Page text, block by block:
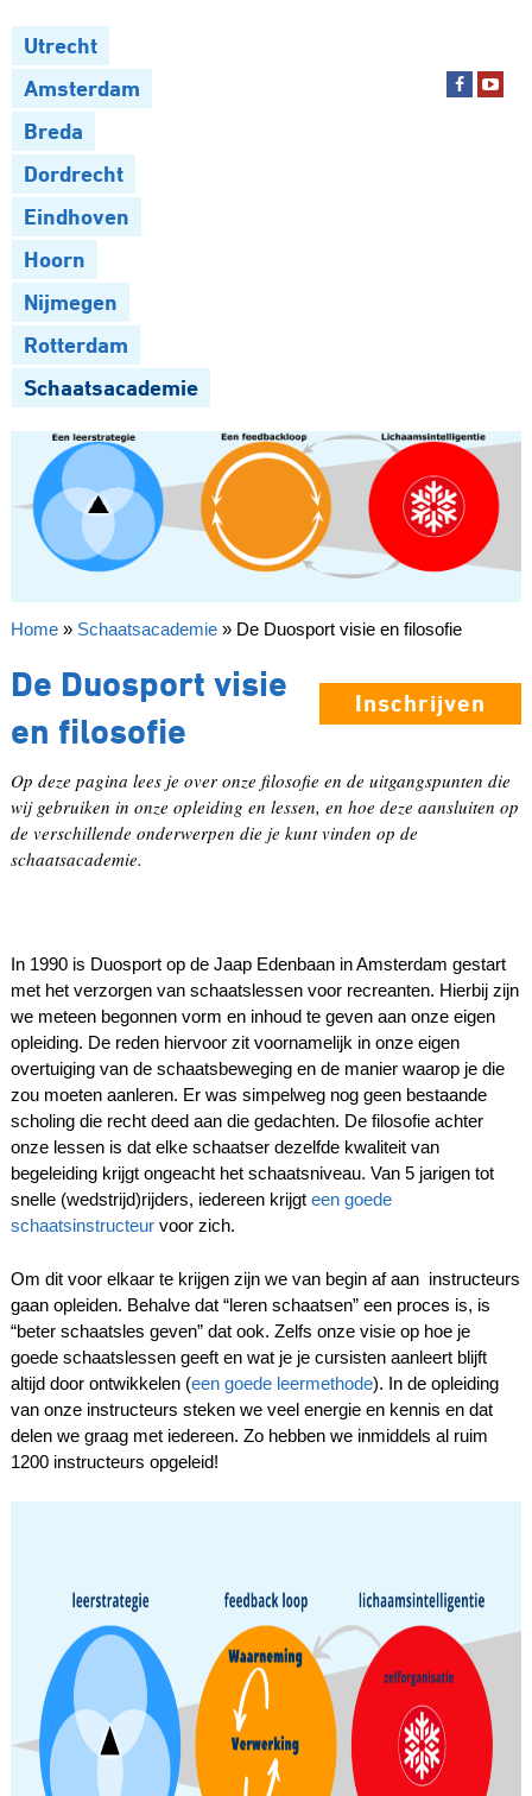
Utrecht
Amsterdam
Breda
Dordrecht
Eindhoven
Hoorn
Nijmegen
Rotterdam
Schaatsacademie
Home» Schaatsacademie» De Duosport visie en filosofie
Inschrijven
De Duosport visie
en filosofie
Op deze pagina lees je over onze filosofie en de uitgangspunten die
wij gebruiken in onze opleiding en lessen, en hoe deze aansluiten op
de verschillende onderwerpen die je kunt vinden op de
schaatsacademie.
In 1990 is Duosport op de Jaap Edenbaan in Amsterdam gestart
met het verzorgen van schaatslessen voor recreanten. Hierbij zijn
we meteen begonnen vorm en inhoud te geven aan onze eigen
opleiding. De reden hiervoor zit voornamelijk in onze eigen
overtuiging van de schaatsbeweging en de manier waarop je die
zou moeten aanleren. Er was simpelweg nog geen bestaande
scholing die recht deed aan die gedachten. De filosofie achter
onze lessen is dat elke schaatser dezelfde kwaliteit van
begeleiding krijgt ongeacht het schaatsniveau. Van 5 jarigen tot
snelle (wedstrijd)rijders, iedereen krijgt een goede
schaatsinstructeurvoor zich.
Om dit voor elkaar te krijgen zijn we van begin af aan instructeurs
gaan opleiden. Behalve dat “leren schaatsen” een proces is, is
“beter schaatsles geven” dat ook. Zelfs onze visie op hoe je
goede schaatslessen geeft en wat je je cursisten aanleert blijft
altijd door ontwikkelen (een goede leermethode). In de opleiding
van onze instructeurs steken we veel energie en kennis en dat
delen we graag met iedereen. Zo hebben we inmiddels alruim
1200 instructeurs opgeleid!